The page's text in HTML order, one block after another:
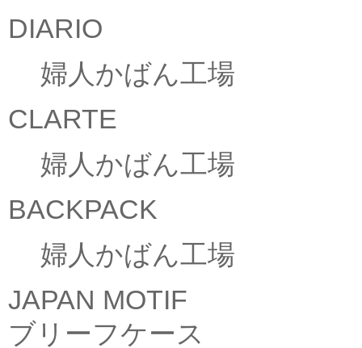
DIARIO
婦人かばん工場
CLARTE
婦人かばん工場
BACKPACK
婦人かばん工場
JAPAN MOTIF
ブリーフケース